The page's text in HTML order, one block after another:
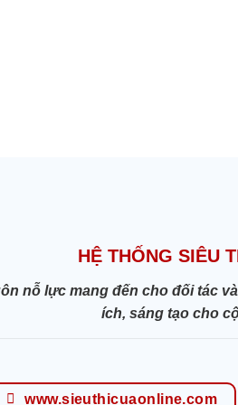
HỆ THỐNG SIÊU
nỗ lực mang đến cho đối tác
ích, sáng tạo cho
www.sieuthicuaonline.com